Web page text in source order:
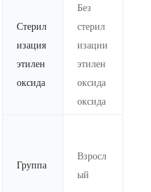
Стерил
изация
этилен
оксида
Без
стерил
изации
этилен
оксида
оксида
Группа
Взросл
ый